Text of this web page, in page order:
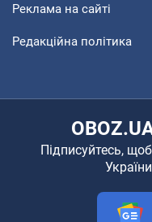
Реклама на сайті
Редакційна політика
Підписуйтесь,